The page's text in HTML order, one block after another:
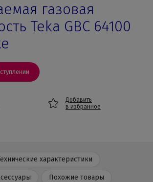
газовая
Teka GBC 64100
Добавить
в избранное
характеристики
Похожие товары